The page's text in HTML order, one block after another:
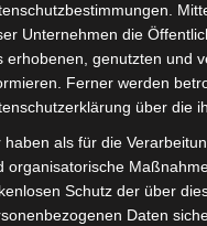
Unternehmen die
erhobenen, genutzten und
Ferner werden
über die
haben als für die
organisatorische
Schutz der über
Daten